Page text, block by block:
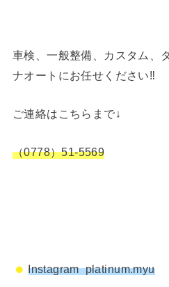
車検、一般整備、カスタム、
ナオートにお任せください‼︎
ご連絡はこちらまで↓
（0778）51-5569
Instagram platinum.myu